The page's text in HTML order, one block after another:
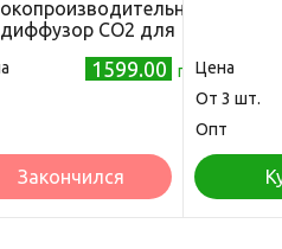
диффузор CO2 для
наружного фильтра
1599.00 грн
Закончился
Цена
Oт 3 шт.
Опт